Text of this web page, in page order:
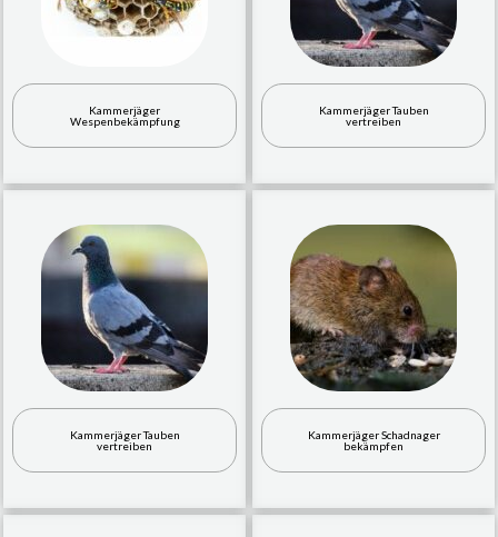
Kammerjäger
Wespenbekämpfung
Kammerjäger Tauben
vertreiben
Kammerjäger Tauben
vertreiben
Kammerjäger Schadnager
bekämpfen